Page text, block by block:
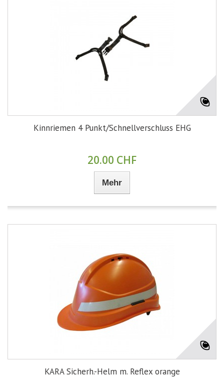
Kinnriemen 4 Punkt/Schnellverschluss EHG
20.00 CHF
Mehr
KARA Sicherh.-Helm m. Reflex orange